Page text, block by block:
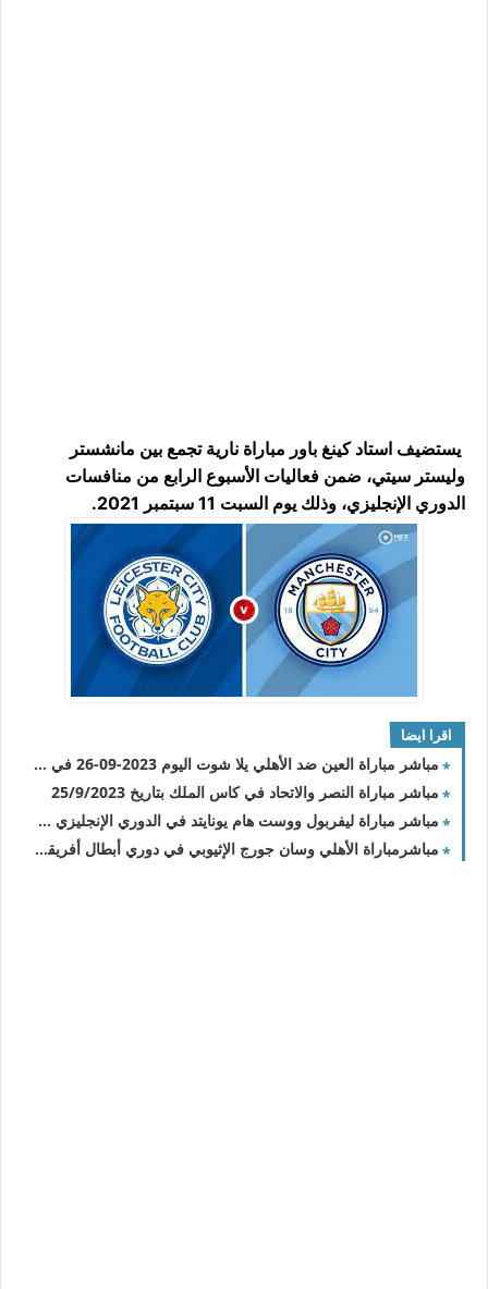
يستضيف استاد كينغ باور مباراة نارية تجمع بين مانشستر
وليستر سيتي، ضمن فعاليات الأسبوع الرابع من منافسات
الدوري الإنجليزي، وذلك يوم السبت 11 سبتمبر 2021.
اقرا ايضا
مباشر مباراة العين ضد الأهلي يلا شوت اليوم 2023-09-26 في كأس خادم الحرمين الشريفين
مباشر مباراة النصر والاتحاد في كاس الملك بتاريخ 25/9/2023
مباشر مباراة ليفربول ووست هام يونايتد في الدوري الإنجليزي 2023/2024 والقنوات الناقلة
مباشرمباراة الأهلي وسان جورج الإثيوبي في دوري أبطال أفريقيا والقناة الناقلة